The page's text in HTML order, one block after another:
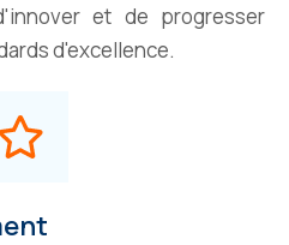
et de progresser
d'excellence.